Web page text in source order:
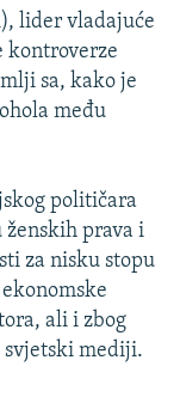
lider vladajuće
kontroverze
sa, kako je
među
političara
ženskih prava i
za nisku stopu
ali i zbog
svjetski mediji.